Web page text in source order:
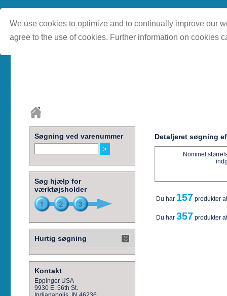
We use cookies to optimize and to continually improve our
agree to the use of cookies. Further information on cookies
Søgning ved varenummer
Søg hjælp for
værktøjsholder
Hurtig søgning
Kontakt
Eppinger USA
9930 E. 56th St.
Detaljeret søgning
Nominel
Du har 157 produkter
Du har 357 produkter